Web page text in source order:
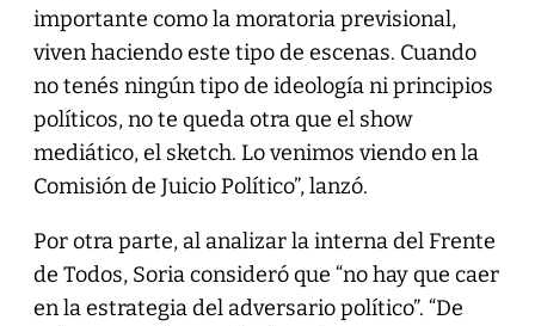
importante como la moratoria previsional,
viven haciendo este tipo de escenas. Cuando
no tenés ningún tipo de ideología ni principios
políticos, no te queda otra que el show
mediático, el sketch. Lo venimos viendo en la
Comisión de Juicio Político”, lanzó.
Por otra parte, al analizar la interna del Frente
de Todos, Soria consideró que “no hay que caer
en la estrategia del adversario político”. “De